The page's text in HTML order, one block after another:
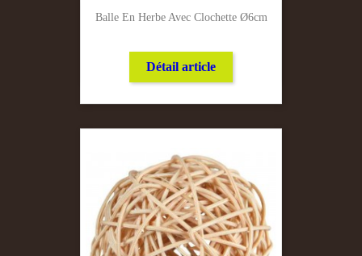
Balle En Herbe Avec Clochette Ø6cm
Détail article